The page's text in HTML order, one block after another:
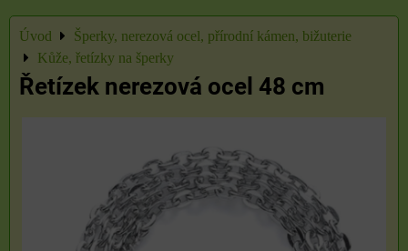
Úvod
Šperky, nerezová ocel, přírodní kámen, bižuterie
Kůže, řetízky na šperky
Řetízek nerezová ocel 48 cm